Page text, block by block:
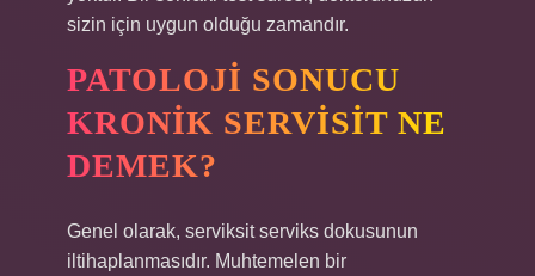
sizin için uygun olduğu zamandır.
PATOLOJI SONUCU
KRONIK SERVISIT NE
DEMEK?
Genel olarak, serviksit serviks dokusunun
iltihaplanmasıdır. Muhtemelen bir